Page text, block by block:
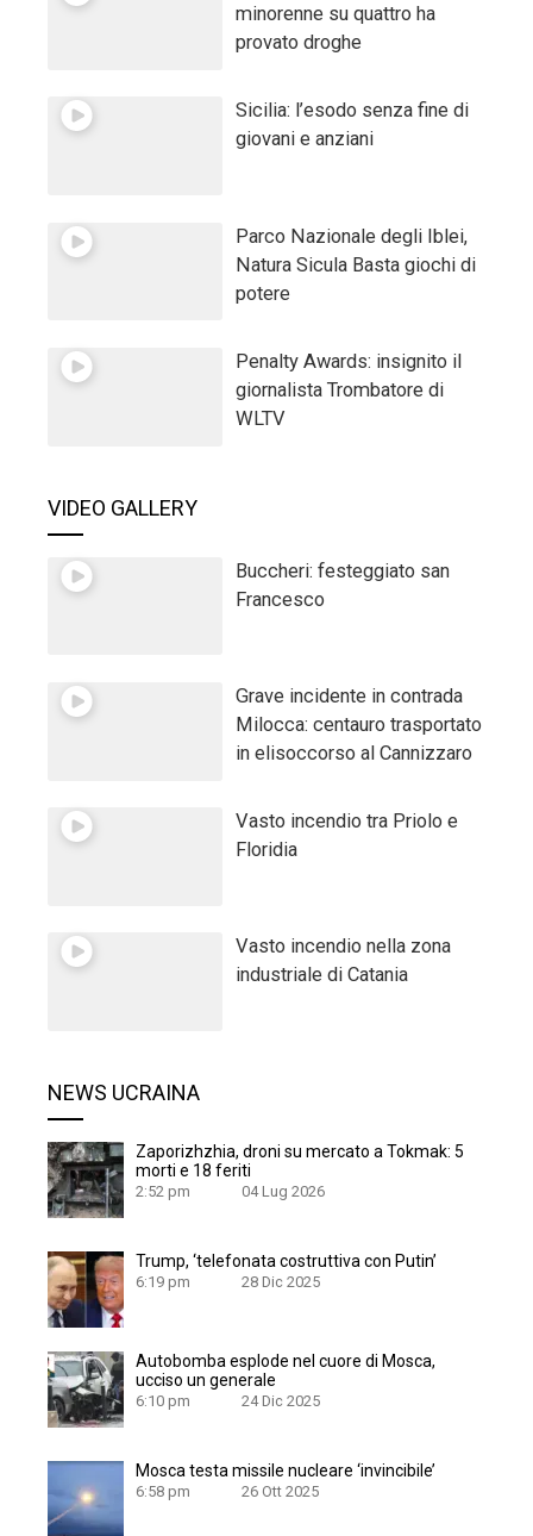
minorenne su quattro ha
provato droghe
Sicilia: l’esodo senza fine di
giovani e anziani
Parco Nazionale degli Iblei,
Natura Sicula Basta giochi di
potere
Penalty Awards: insignito il
giornalista Trombatore di
WLTV
VIDEO GALLERY
Buccheri: festeggiato san
Francesco
Grave incidente in contrada
Milocca: centauro trasportato
in elisoccorso al Cannizzaro
Vasto incendio tra Priolo e
Floridia
Vasto incendio nella zona
industriale di Catania
NEWS UCRAINA
Zaporizhzhia, droni su mercato a Tokmak: 5
morti e 18 feriti
2:52 pm 04 Lug 2026
Trump, ‘telefonata costruttiva con Putin’
6:19 pm 28 Dic 2025
Autobomba esplode nel cuore di Mosca,
ucciso un generale
6:10 pm 24 Dic 2025
Mosca testa missile nucleare ‘invincibile’
6:58 pm 26 Ott 2025